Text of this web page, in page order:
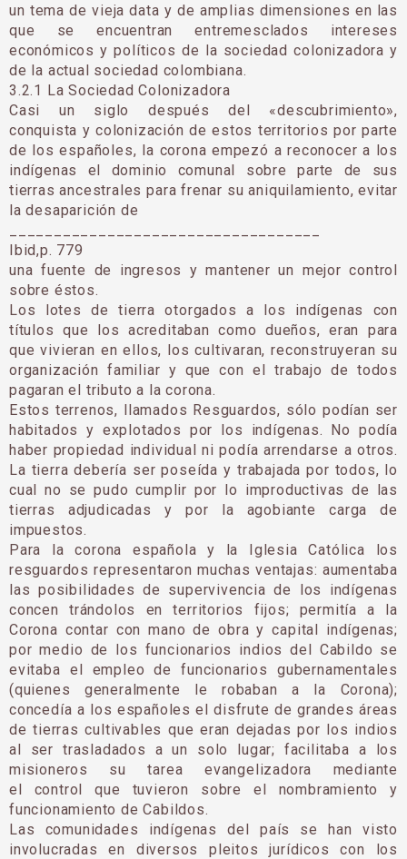
un tema de vieja data y de amplias dimensiones en las
que se encuentran entremesclados intereses
económicos y políticos de la sociedad colonizadora y
de la actual sociedad colombiana.
3.2.1 La Sociedad Colonizadora
Casi un siglo después del «descubrimiento»,
conquista y colonización de estos territorios por parte
de los españoles, la corona empezó a reconocer a los
indígenas el dominio comunal sobre parte de sus
tierras ancestrales para frenar su aniquilamiento, evitar
la desaparición de
Ibid,p. 779
una fuente de ingresos y mantener un mejor control
sobre éstos.
Los lotes de tierra otorgados a los indígenas con
títulos que los acreditaban como dueños, eran para
que vivieran en ellos, los cultivaran, reconstruyeran su
organización familiar y que con el trabajo de todos
pagaran el tributo a la corona.
Estos terrenos, llamados Resguardos, sólo podían ser
habitados y explotados por los indígenas. No podía
haber propiedad individual ni podía arrendarse a otros.
La tierra debería ser poseída y trabajada por todos, lo
cual no se pudo cumplir por lo improductivas de las
tierras adjudicadas y por la agobiante carga de
impuestos.
Para la corona española y la Iglesia Católica los
resguardos representaron muchas ventajas: aumentaba
las posibilidades de supervivencia de los indígenas
concen trándolos en territorios fijos; permitía a la
Corona contar con mano de obra y capital indígenas;
por medio de los funcionarios indios del Cabildo se
evitaba el empleo de funcionarios gubernamentales
(quienes generalmente le robaban a la Corona);
concedía a los españoles el disfrute de grandes áreas
de tierras cultivables que eran dejadas por los indios
al ser trasladados a un solo lugar; facilitaba a los
misioneros su tarea evangelizadora mediante
el control que tuvieron sobre el nombramiento y
funcionamiento de Cabildos.
Las comunidades indígenas del país se han visto
involucradas en diversos pleitos jurídicos con los